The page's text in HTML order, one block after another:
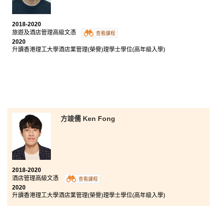
2018-2020
旅遊及酒店管理高級文憑
查看課程
2020
升讀香港理工大學酒店業管理(榮譽)理學士學位(高年級入學)
方竣儒 Ken Fong
2018-2020
酒店管理高級文憑
查看課程
2020
升讀香港理工大學酒店業管理(榮譽)理學士學位(高年級入學)